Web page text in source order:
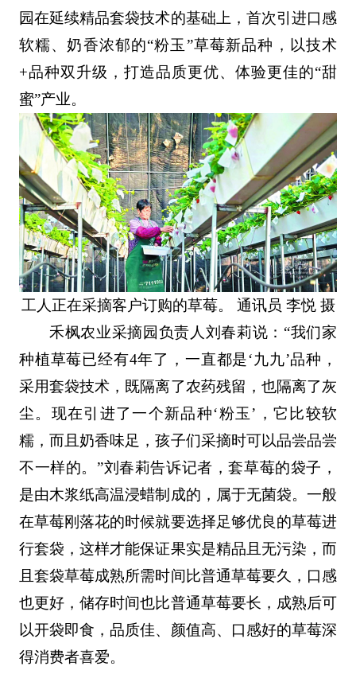
园在延续精品套袋技术的基础上，首次引进口感
软糯、奶香浓郁的“粉玉”草莓新品种，以技术
+品种双升级，打造品质更优、体验更佳的“甜
蜜”产业。
工人正在采摘客户订购的草莓。 通讯员 李悦 摄
禾枫农业采摘园负责人刘春莉说：“我们家
种植草莓已经有4年了，一直都是‘九九’品种，
采用套袋技术，既隔离了农药残留，也隔离了灰
尘。现在引进了一个新品种‘粉玉’，它比较软
糯，而且奶香味足，孩子们采摘时可以品尝品尝
不一样的。”刘春莉告诉记者，套草莓的袋子，
是由木浆纸高温浸蜡制成的，属于无菌袋。一般
在草莓刚落花的时候就要选择足够优良的草莓进
行套袋，这样才能保证果实是精品且无污染，而
且套袋草莓成熟所需时间比普通草莓要久，口感
也更好，储存时间也比普通草莓要长，成熟后可
以开袋即食，品质佳、颜值高、口感好的草莓深
得消费者喜爱。